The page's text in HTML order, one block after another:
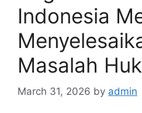
Indonesia
Masalah
March 31, 2026 by admin